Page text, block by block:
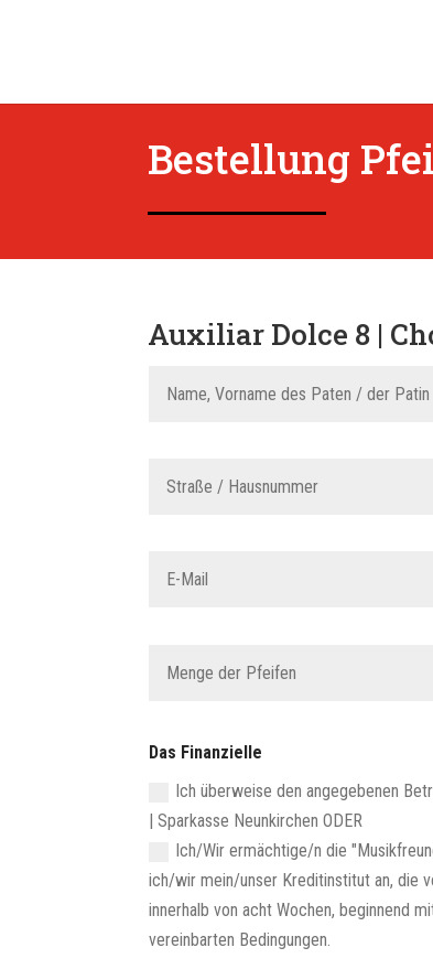
Bestellung
Auxiliar Dolce 8 |
Das Finanzielle
Ich überweise den angegebenen
| Sparkasse Neunkirchen ODER
Ich/Wir ermächtige/n die
ich/wir mein/unser Kreditinstitut an, die
innerhalb von acht Wochen, beginnend
vereinbarten Bedingungen.